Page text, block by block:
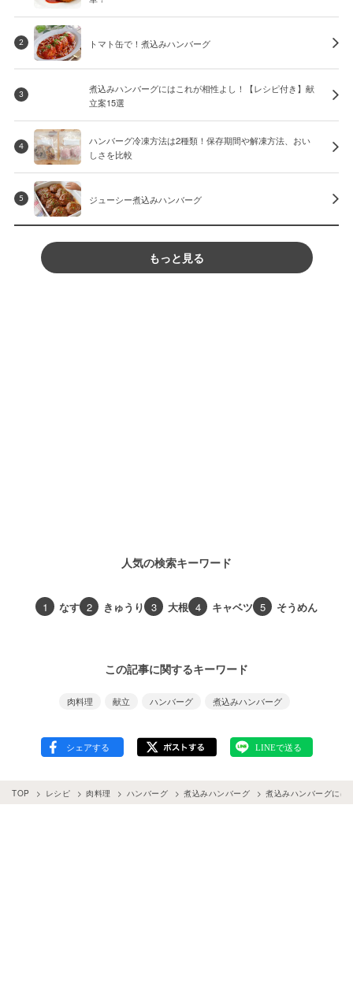
2 トマト缶で！煮込みハンバーグ
3
煮込みハンバーグにはこれが相性よし！【レシピ付き】献
立案15選
4
ハンバーグ冷凍方法は2種類！保存期間や解凍方法、おい
しさを比較
5 ジューシー煮込みハンバーグ
もっと見る
人気の検索キーワード
1 なす 2 きゅうり 3 大根 4 キャベツ 5 そうめん
この記事に関するキーワード
肉料理 献立 ハンバーグ 煮込みハンバーグ
TOP レシピ 肉料理 ハンバーグ 煮込みハンバーグ 煮込みハンバーグには